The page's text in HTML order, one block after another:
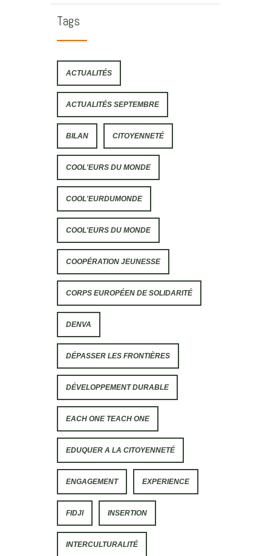
Tags
ACTUALITÉS
ACTUALITÉS SEPTEMBRE
BILAN CITOYENNETÉ
COOL'EURS DU MONDE
COOL'EURDUMONDE
COOL'EURS DU MONDE
COOPÉRATION JEUNESSE
CORPS EUROPÉEN DE SOLIDARITÉ
DENVA
DÉPASSER LES FRONTIÈRES
DÉVELOPPEMENT DURABLE
EACH ONE TEACH ONE
EDUQUER A LA CITOYENNETÉ
ENGAGEMENT EXPERIENCE
FIDJI INSERTION
INTERCULTURALITÉ